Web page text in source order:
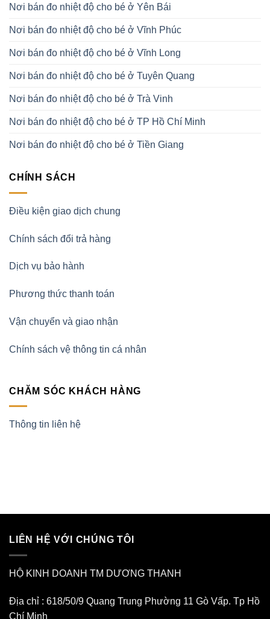
Nơi bán đo nhiệt độ cho bé ở Yên Bái
Nơi bán đo nhiệt độ cho bé ở Vĩnh Phúc
Nơi bán đo nhiệt độ cho bé ở Vĩnh Long
Nơi bán đo nhiệt độ cho bé ở Tuyên Quang
Nơi bán đo nhiệt độ cho bé ở Trà Vinh
Nơi bán đo nhiệt độ cho bé ở TP Hồ Chí Minh
Nơi bán đo nhiệt độ cho bé ở Tiền Giang
CHÍNH SÁCH
Điều kiện giao dịch chung
Chính sách đổi trả hàng
Dịch vụ bảo hành
Phương thức thanh toán
Vận chuyển và giao nhận
Chính sách vệ thông tin cá nhân
CHĂM SÓC KHÁCH HÀNG
Thông tin liên hệ
LIÊN HỆ VỚI CHÚNG TÔI
HỘ KINH DOANH TM DƯƠNG THANH
Địa chỉ : 618/50/9 Quang Trung Phường 11 Gò Vấp. Tp Hồ
Chí Minh